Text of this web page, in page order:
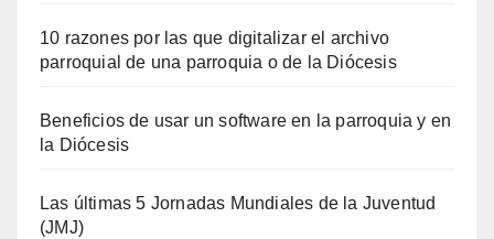
10 razones por las que digitalizar el archivo
parroquial de una parroquia o de la Diócesis
Beneficios de usar un software en la parroquia y en
la Diócesis
Las últimas 5 Jornadas Mundiales de la Juventud
(JMJ)